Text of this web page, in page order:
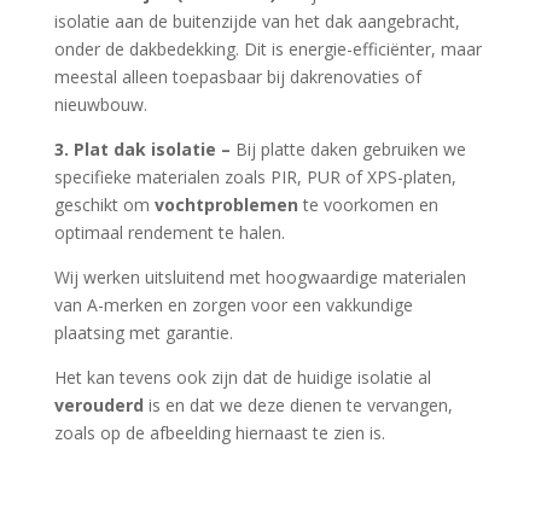
isolatie aan de buitenzijde van het dak aangebracht,
onder de dakbedekking. Dit is energie-efficiënter, maar
meestal alleen toepasbaar bij dakrenovaties of
nieuwbouw.
3. Plat dak isolatie – Bij platte daken gebruiken we
specifieke materialen zoals PIR, PUR of XPS-platen,
geschikt om vochtproblemen te voorkomen en
optimaal rendement te halen.
Wij werken uitsluitend met hoogwaardige materialen
van A-merken en zorgen voor een vakkundige
plaatsing met garantie.
Het kan tevens ook zijn dat de huidige isolatie al
verouderd is en dat we deze dienen te vervangen,
zoals op de afbeelding hiernaast te zien is.